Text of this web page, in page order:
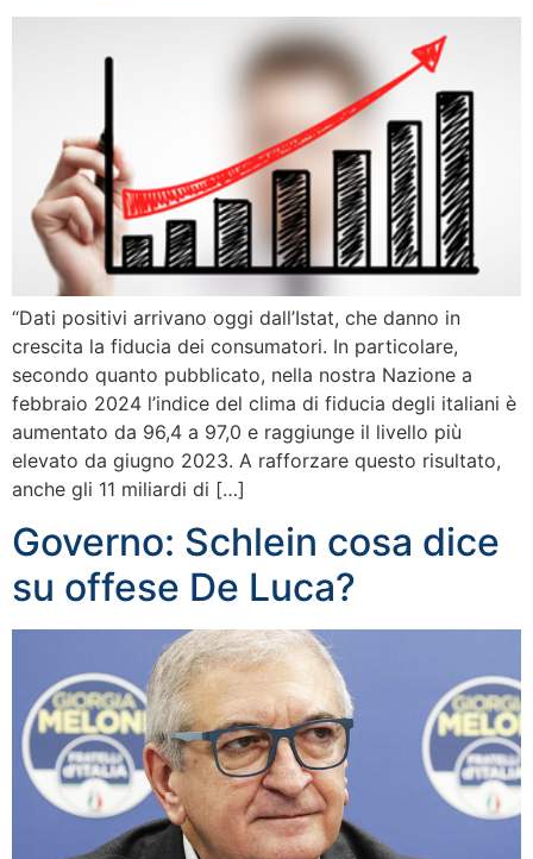
“Dati positivi arrivano oggi dall’Istat, che danno in
crescita la fiducia dei consumatori. In particolare,
secondo quanto pubblicato, nella nostra Nazione a
febbraio 2024 l’indice del clima di fiducia degli italiani è
aumentato da 96,4 a 97,0 e raggiunge il livello più
elevato da giugno 2023. A rafforzare questo risultato,
anche gli 11 miliardi di […]
Governo: Schlein cosa dice
su offese De Luca?